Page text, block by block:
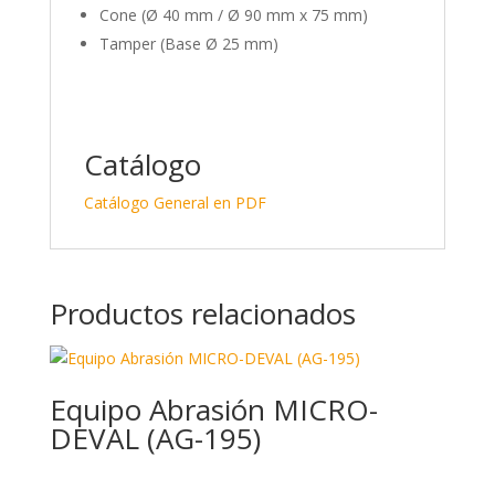
Cone (Ø 40 mm / Ø 90 mm x 75 mm)
Tamper (Base Ø 25 mm)
Catálogo
Catálogo General en PDF
Productos relacionados
Equipo Abrasión MICRO-
DEVAL (AG-195)